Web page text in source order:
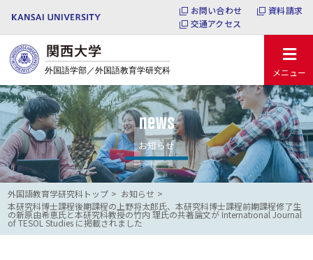
お問い合わせ
資料請求
交通アクセス
メニュー
news
お知らせ
外国語教育学研究科トップ
お知らせ
本研究科博士課程後期課程の上野将太郎氏、本研究科博士課程前期課程修了生
の新原由希恵氏と本研究科教授の竹内 理氏の共著論文が International Journal
of TESOL Studies に掲載されました